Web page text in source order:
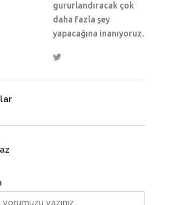
gururlandıracak çok
daha fazla şey
yapacağına inanıyoruz.